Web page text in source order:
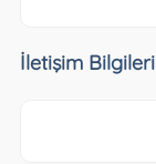
İletişim